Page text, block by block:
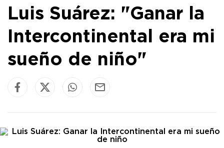
Luis Suárez: "Ganar la
Intercontinental era mi
sueño de niño"